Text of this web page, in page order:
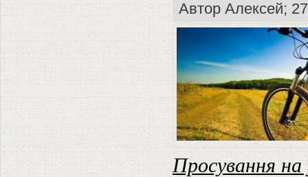
Автор Алексей;
Просування на